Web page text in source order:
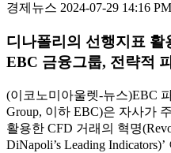
경제뉴스 2024-07-29 14:16 PM
디나폴리의 선행지표
EBC 금융그룹, 전략적
(이코노미아울렛-뉴스)EBC
Group, 이하 EBC)은 자사가
활용한 CFD 거래의 혁명
DiNapoli’s Leading